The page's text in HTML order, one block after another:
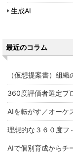
生成AI
最近のコラム
（仮想提案書）組
360度評価者選定プ
AIを転がす／オーケ
理想的な３６０度フ
AIで個別育成からチ